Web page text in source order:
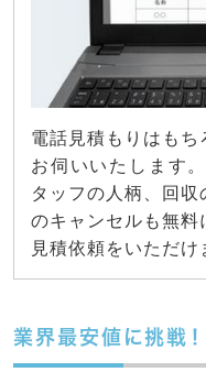
電話見積もりはも
お伺いいたします
タッフの人柄、回
のキャンセルも無料
見積依頼をいただけ
業界最安値に挑戦！